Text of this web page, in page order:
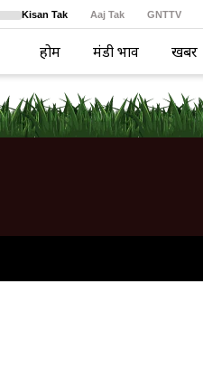
Kisan Tak Aaj Tak GNTTV
होम मंडी भाव खबरें